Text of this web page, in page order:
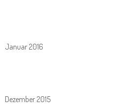
Januar 2016
Dezember 2015